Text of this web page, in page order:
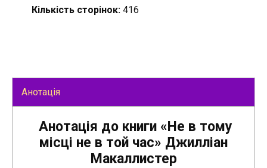
Кількість сторінок:416
Анотація
Анотація до книги «Не в тому
місці не в той час» Джилліан
Макаллистер